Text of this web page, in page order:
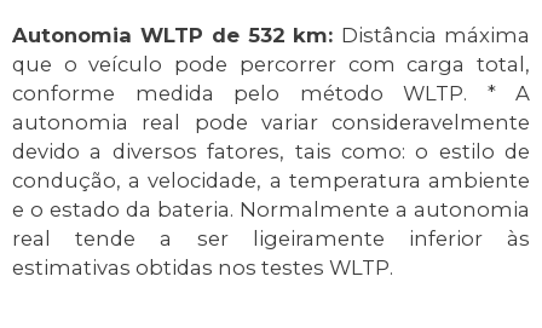
Autonomia WLTP de 532 km: Distância máxima
que o veículo pode percorrer com carga total,
conforme medida pelo método WLTP. * A
autonomia real pode variar consideravelmente
devido a diversos fatores, tais como: o estilo de
condução, a velocidade, a temperatura ambiente
e o estado da bateria. Normalmente a autonomia
real tende a ser ligeiramente inferior às
estimativas obtidas nos testes WLTP.